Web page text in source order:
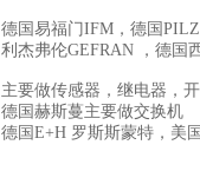
德国易福门IFM，德国
利杰弗伦GEFRAN ，德国
主要做传感器，继电器，
德国赫斯蔓主要做交换机
德国E+H 罗斯斯蒙特，美